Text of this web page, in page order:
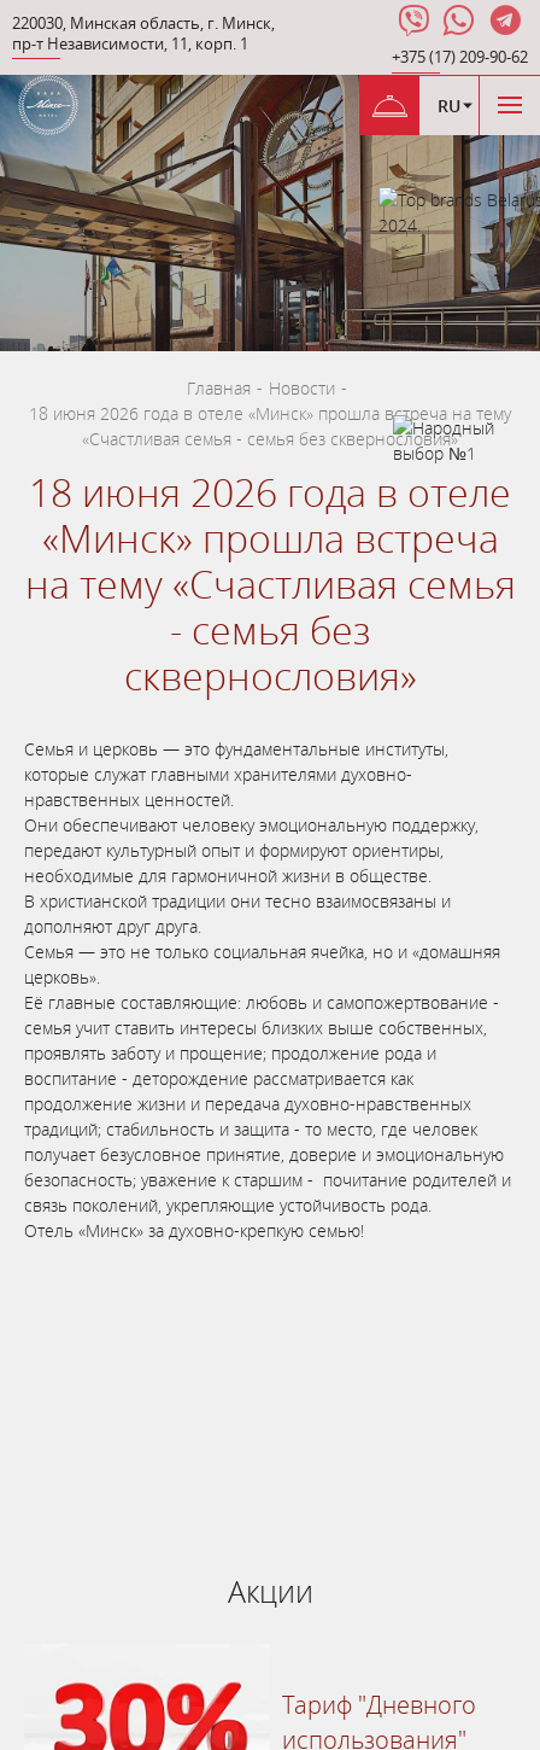
+375 (17) 209-90-62
220030, Минская область, г. Минск,
пр-т Независимости, 11, корп. 1
RU
Главная - Новости -
18 июня 2026 года в отеле «Минск» прошла встреча на тему
«Счастливая семья - семья без сквернословия»
18 июня 2026 года в отеле
«Минск» прошла встреча
на тему «Счастливая семья
- семья без
сквернословия»
Семья и церковь — это фундаментальные институты,
которые служат главными хранителями духовно-
нравственных ценностей.
Они обеспечивают человеку эмоциональную поддержку,
передают культурный опыт и формируют ориентиры,
необходимые для гармоничной жизни в обществе.
В христианской традиции они тесно взаимосвязаны и
дополняют друг друга.
Семья — это не только социальная ячейка, но и «домашняя
церковь».
Её главные составляющие: любовь и самопожертвование -
семья учит ставить интересы близких выше собственных,
проявлять заботу и прощение; продолжение рода и
воспитание - деторождение рассматривается как
продолжение жизни и передача духовно-нравственных
традиций; cтабильность и защита - то место, где человек
получает безусловное принятие, доверие и эмоциональную
безопасность; уважение к старшим - почитание родителей и
связь поколений, укрепляющие устойчивость рода.
Отель «Минск» за духовно-крепкую семью!
Акции
Тариф "Дневного
использования"